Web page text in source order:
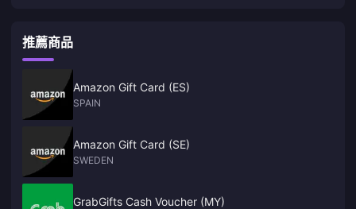
推薦商品
Amazon Gift Card (ES)
SPAIN
Amazon Gift Card (SE)
SWEDEN
GrabGifts Cash Voucher (MY)